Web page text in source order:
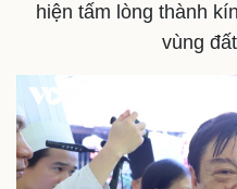
hiện tấm lòng thành
vùng